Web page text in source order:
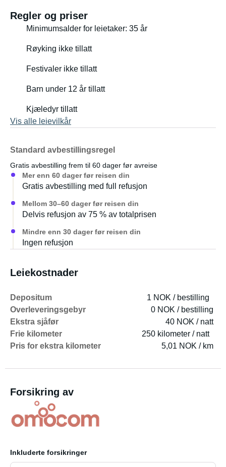
Regler og priser
Minimumsalder for leietaker: 35 år
Røyking ikke tillatt
Festivaler ikke tillatt
Barn under 12 år tillatt
Kjæledyr tillatt
Vis alle leievilkår
Standard avbestillingsregel
Gratis avbestilling frem til 60 dager før avreise
Mer enn 60 dager før reisen din
Gratis avbestilling med full refusjon
Mellom 30–60 dager før reisen din
Delvis refusjon av 75 % av totalprisen
Mindre enn 30 dager før reisen din
Ingen refusjon
Leiekostnader
Depositum
1 NOK / bestilling
Overleveringsgebyr
0 NOK / bestilling
Ekstra sjåfør
40 NOK / natt
Frie kilometer
250 kilometer / natt
Pris for ekstra kilometer
5,01 NOK / km
Forsikring av
Inkluderte forsikringer